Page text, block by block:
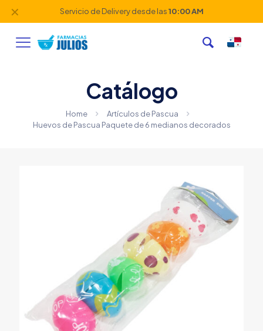
Servicio de Delivery desde las10:00 AM
✕
Catálogo
Home
Artículos de Pascua
Huevos de Pascua Paquete de 6 medianos decorados